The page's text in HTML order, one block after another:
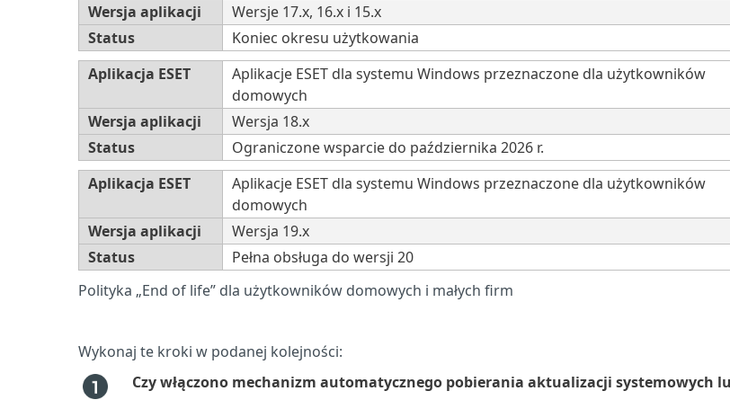
Wersja aplikacji
Wersje 17.x, 16.x i 15.x
Status
Koniec okresu użytkowania
Aplikacja ESET
Aplikacje ESET dla systemu Windows przeznaczone dla użytkowników
domowych
Wersja aplikacji
Wersja 18.x
Status
Ograniczone wsparcie do października 2026 r.
Aplikacja ESET
Aplikacje ESET dla systemu Windows przeznaczone dla użytkowników
domowych
Wersja aplikacji
Wersja 19.x
Status
Pełna obsługa do wersji 20
Polityka „End of life” dla użytkowników domowych i małych firm
Wykonaj te kroki w podanej kolejności:
Czy włączono mechanizm automatycznego pobierania aktualizacji systemowych